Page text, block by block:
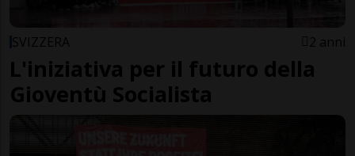
SVIZZERA 2 anni
L'iniziativa per il futuro della
Gioventù Socialista